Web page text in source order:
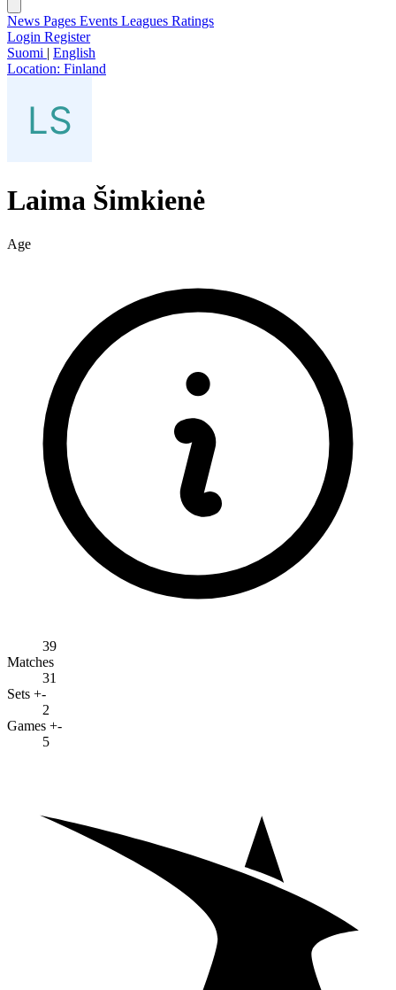
News Pages Events Leagues Ratings
Login Register
Suomi | English
Location: Finland
Laima Šimkienė
Age
39
Matches
31
Sets +-
2
Games +-
5